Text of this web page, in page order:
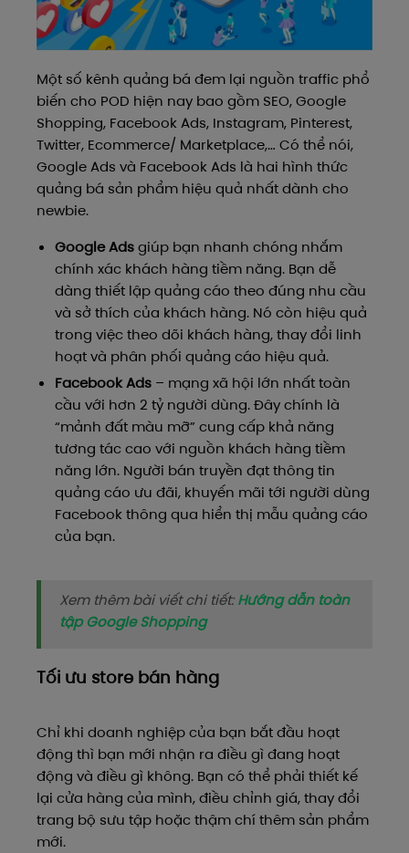
Một số kênh quảng bá đem lại nguồn traffic phổ
biến cho POD hiện nay bao gồm SEO, Google
Shopping, Facebook Ads, Instagram, Pinterest,
Twitter, Ecommerce/ Marketplace,… Có thể nói,
Google Ads và Facebook Ads là hai hình thức
quảng bá sản phẩm hiệu quả nhất dành cho
newbie.
Google Adsgiúp bạn nhanh chóng nhắm
chính xác khách hàng tiềm năng. Bạn dễ
dàng thiết lập quảng cáo theo đúng nhu cầu
và sở thích của khách hàng. Nó còn hiệu quả
trong việc theo dõi khách hàng, thay đổi linh
hoạt và phân phối quảng cáo hiệu quả.
Facebook Ads – mạng xã hội lớn nhất toàn
cầu với hơn 2 tỷ người dùng. Đây chính là
“mảnh đất màu mỡ” cung cấp khả năng
tương tác cao với nguồn khách hàng tiềm
năng lớn. Người bán truyền đạt thông tin
quảng cáo ưu đãi, khuyến mãi tới người dùng
Facebook thông qua hiển thị mẫu quảng cáo
của bạn.
Xem thêm bài viết chi tiết:Hướng dẫn toàn
tập Google Shopping
Tối ưu store bán hàng
Chỉ khi doanh nghiệp của bạn bắt đầu hoạt
động thì bạn mới nhận ra điều gì đang hoạt
động và điều gì không. Bạn có thể phải thiết kế
lại cửa hàng của mình, điều chỉnh giá, thay đổi
trang bộ sưu tập hoặc thậm chí thêm sản phẩm
mới.